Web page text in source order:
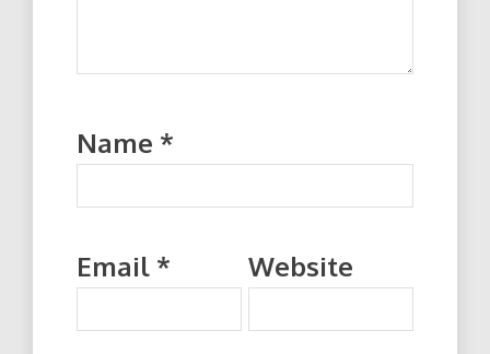
Name *
Email * Website